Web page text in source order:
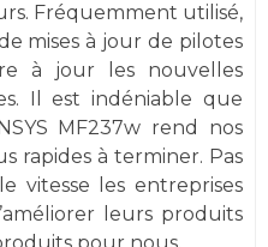
Fréquemment utilisé,
mises à jour de pilotes
à jour les nouvelles
Il est indéniable que
MF237w rend nos
rapides à terminer. Pas
vitesse les entreprises
leurs produits